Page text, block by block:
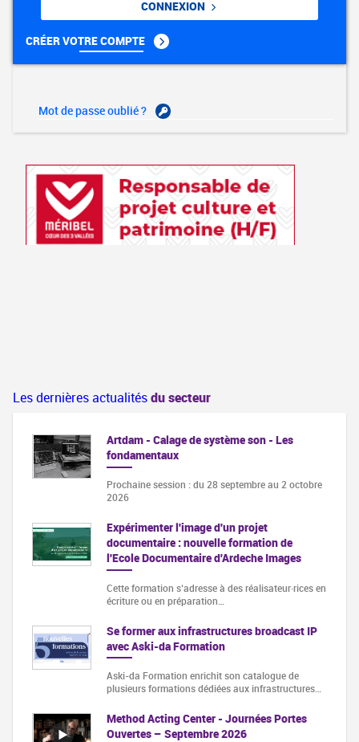
CONNEXION
CRÉER VOTRE COMPTE
Mot de passe oublié ?
Les dernières actualitésdu secteur
Artdam - Calage de système son - Les
fondamentaux
Prochaine session : du 28 septembre au 2 octobre
2026
Expérimenter l'image d'un projet
documentaire : nouvelle formation de
l'Ecole Documentaire d'Ardeche Images
Cette formation s‘adresse à des réalisateur·rices en
écriture ou en préparation…
Se former aux infrastructures broadcast IP
avec Aski-da Formation
Aski-da Formation enrichit son catalogue de
plusieurs formations dédiées aux infrastructures…
Method Acting Center - Journées Portes
Ouvertes – Septembre 2026